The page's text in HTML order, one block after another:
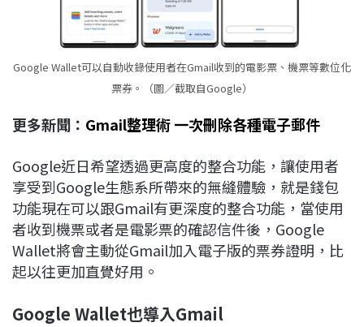
Google Wallet可以自動收錄使用者在Gmail收到的電影票、機票等數位化
票券。（圖／截取自Google）
更多新聞： Gmail整理術 一次刪除各種電子郵件
Google近日希望透過更高度的整合功能，讓使用者
享受到Google生態系所帶來的無縫體驗，就是錢包
功能現在可以跟Gmail有更深度的整合功能，當使用
者收到機票或者是電影票的確認信件後，Google
Wallet將會主動從Gmail加入電子版的票券證明，比
起以往更加直覺好用。
Google Wallet也導入Gmail